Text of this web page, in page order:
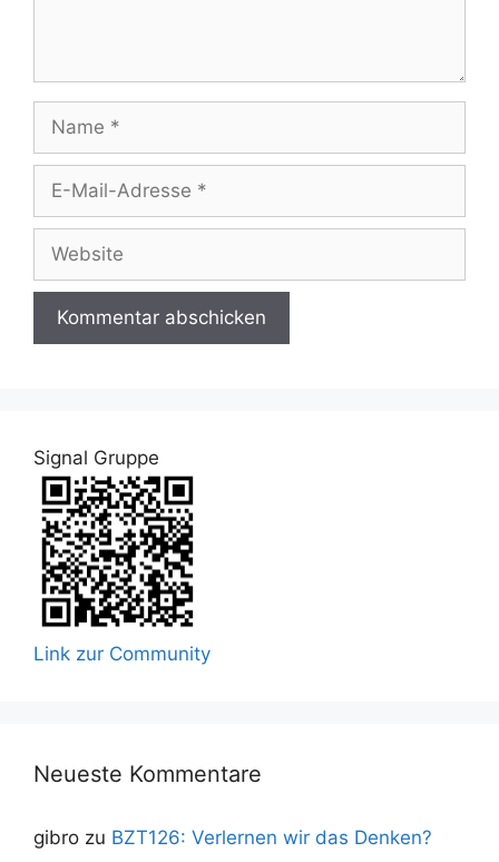
Mail-
Adresse
Signal Gruppe
Link zur Community
Neueste Kommentare
gibro zu BZT126: Verlernen wir das Denken?